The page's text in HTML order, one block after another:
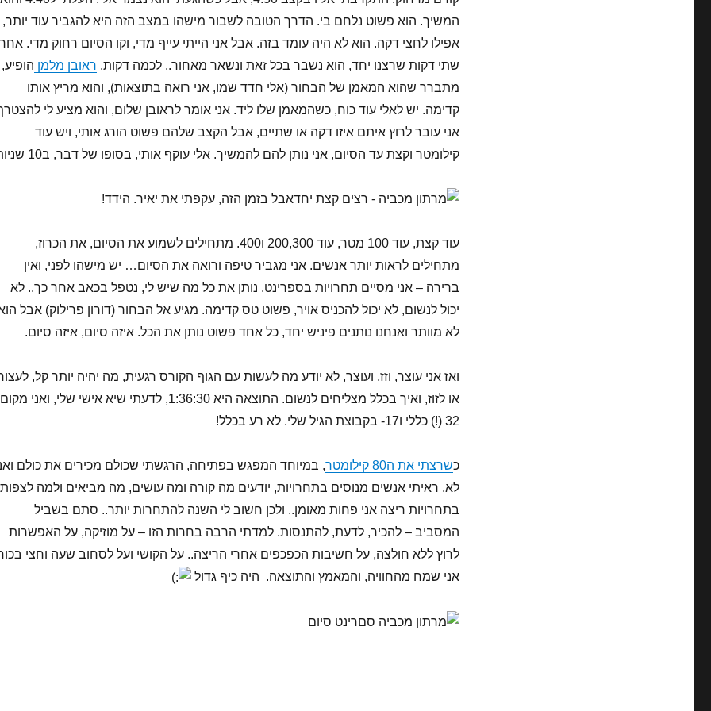
המשיך. הוא פשוט נלחם בי. הדרך הטובה לשבור מישהו במצב הזה היא להגביר עוד יותר,
אפילו לחצי דקה. הוא לא היה עומד בזה. אבל אני הייתי עייף מדי, וקו הסיום רחוק מדי.
שתי דקות שרצנו יחד, הוא נשבר בכל זאת ונשאר מאחור.. לכמה דקות. ראובן מלמן הופיע,
מתברר שהוא המאמן של הבחור (אלי חדד שמו, אני רואה בתוצאות), והוא מריץ אותו
קדימה. יש לאלי עוד כוח, כשהמאמן שלו ליד. אני אומר לראובן שלום, והוא מציע לי
אני עובר לרוץ איתם איזו דקה או שתיים, אבל הקצב שלהם פשוט הורג אותי, ויש עוד
קילומטר וקצת עד הסיום, אני נותן להם להמשיך. אלי עוקף אותי, בסופו של דבר, ב10 שניות.
אבל בזמן הזה, עקפתי את יאיר. הידד!
עוד קצת, עוד 100 מטר, עוד 200,300 ו400. מתחילים לשמוע את הסיום, את הכרוז,
מתחילים לראות יותר אנשים. אני מגביר טיפה ורואה את הסיום… יש מישהו לפני, ואין
ברירה – אני מסיים תחרויות בספרינט. נותן את כל מה שיש לי, נטפל בכאב אחר כך.. לא
יכול לנשום, לא יכול להכניס אויר, פשוט טס קדימה. מגיע אל הבחור (דורון פרילוק) אבל
לא מוותר ואנחנו נותנים פיניש יחד, כל אחד פשוט נותן את הכל. איזה סיום, איזה סיום.
ואז אני עוצר, וזז, ועוצר, לא יודע מה לעשות עם הגוף הקורס רגעית, מה יהיה יותר קל,
או לזוז, ואיך בכלל מצליחים לנשום. התוצאה היא 1:36:30, לדעתי שיא אישי שלי, ואני מקום
32 (!) כללי ו17- בקבוצת הגיל שלי. לא רע בכלל!
כשרצתי את ה80 קילומטר
, במיוחד המפגש בפתיחה, הרגשתי שכולם מכירים את כולם
לא. ראיתי אנשים מנוסים בתחרויות, יודעים מה קורה ומה עושים, מה מביאים ולמה
בתחרויות ריצה אני פחות מאומן.. ולכן חשוב לי השנה להתחרות יותר.. סתם בשביל
המסביב – להכיר, לדעת, להתנסות. למדתי הרבה בחרות הזו – על מוזיקה, על האפשרות
לרוץ ללא חולצה, על חשיבות הכפכפים אחרי הריצה.. על הקושי ועל לסחוב שעה וחצי
אני שמח מהחוויה, והמאמץ והתוצאה. היה כיף גדול